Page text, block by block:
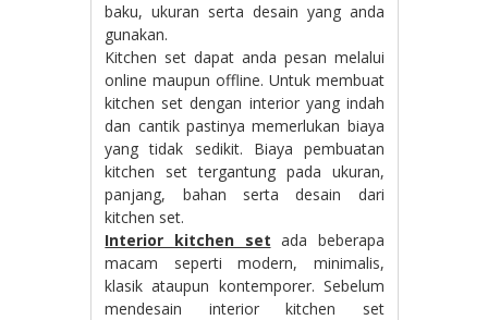
baku, ukuran serta desain yang anda
gunakan.
Kitchen set dapat anda pesan melalui
online maupun offline. Untuk membuat
kitchen set dengan interior yang indah
dan cantik pastinya memerlukan biaya
yang tidak sedikit. Biaya pembuatan
kitchen set tergantung pada ukuran,
panjang, bahan serta desain dari
kitchen set.
Interior kitchen set ada beberapa
macam seperti modern, minimalis,
klasik ataupun kontemporer. Sebelum
mendesain interior kitchen set